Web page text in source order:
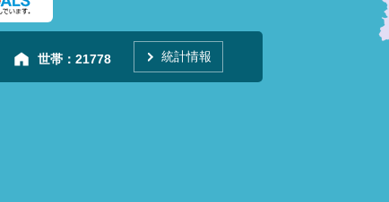
世帯： 21778 統計情報